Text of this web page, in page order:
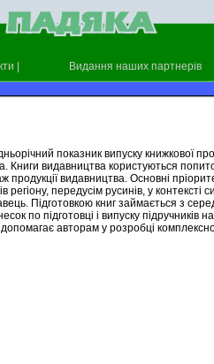
Видання наших партнерів
показник випуску книжкової
Книги видавництва користуються
видавництва. Основні
передусім русинів, у
Підготовкою книг займається з
по підготовці і випуску
авторам у розробці